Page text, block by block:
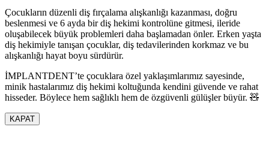
Çocukların düzenli diş fırçalama alışkanlığı kazanması, doğru
beslenmesi ve 6 ayda bir diş hekimi kontrolüne gitmesi, ileride
oluşabilecek büyük problemleri daha başlamadan önler. Erken yaşta
diş hekimiyle tanışan çocuklar, diş tedavilerinden korkmaz ve bu
alışkanlığı hayat boyu sürdürür.
İMPLANTDENT’te çocuklara özel yaklaşımlarımız sayesinde,
minik hastalarımız diş hekimi koltuğunda kendini güvende ve rahat
hisseder. Böylece hem sağlıklı hem de özgüvenli gülüşler büyür. 🧸
KAPAT